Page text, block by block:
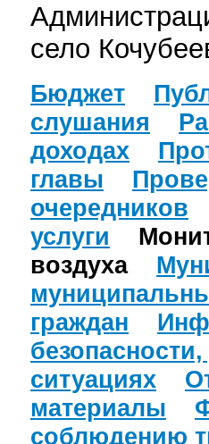
село
Бюджет
слушания
доходах
главы
очередников
услуги
воздуха
граждан
ситуациях
материалы
соблюдению